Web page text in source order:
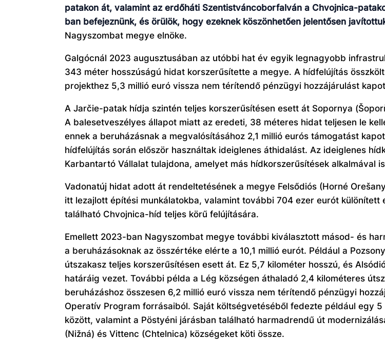
patakon át, valamint az erdőháti Szentistváncoborfalván a Chvojnica-
ban befejeznünk, és örülök, hogy ezeknek köszönhetően jelentősen
Nagyszombat megye elnöke.
Galgócnál 2023 augusztusában az utóbbi hat év egyik legnagyobb
343 méter hosszúságú hidat korszerűsítette a megye. A hídfelújítás
projekthez 5,3 millió euró vissza nem térítendő pénzügyi hozzájárulást
A Jarčie-patak hídja szintén teljes korszerűsítésen esett át Sopornya
A balesetveszélyes állapot miatt az eredeti, 38 méteres hidat teljesen le
ennek a beruházásnak a megvalósításához 2,1 millió eurós támogatást
hídfelújítás során először használtak ideiglenes áthidalást. Az ideiglenes
Karbantartó Vállalat tulajdona, amelyet más hídkorszerűsítések alkalmával
Vadonatúj hidat adott át rendeltetésének a megye Felsődiós (Horné
itt lezajlott építési munkálatokba, valamint további 704 ezer eurót
található Chvojnica-híd teljes körű felújítására.
Emellett 2023-ban Nagyszombat megye további kiválasztott másod- és
a beruházásoknak az összértéke elérte a 10,1 millió eurót. Például a
útszakasz teljes korszerűsítésen esett át. Ez 5,7 kilométer hosszú, és
határáig vezet. További példa a Lég községen áthaladó 2,4 kilométeres
beruházáshoz összesen 6,2 millió euró vissza nem térítendő pénzügyi
Operatív Program forrásaiból. Saját költségvetéséből fedezte például egy
között, valamint a Pöstyéni járásban található harmadrendű út
(Nižná) és Vittenc (Chtelnica) községeket köti össze.